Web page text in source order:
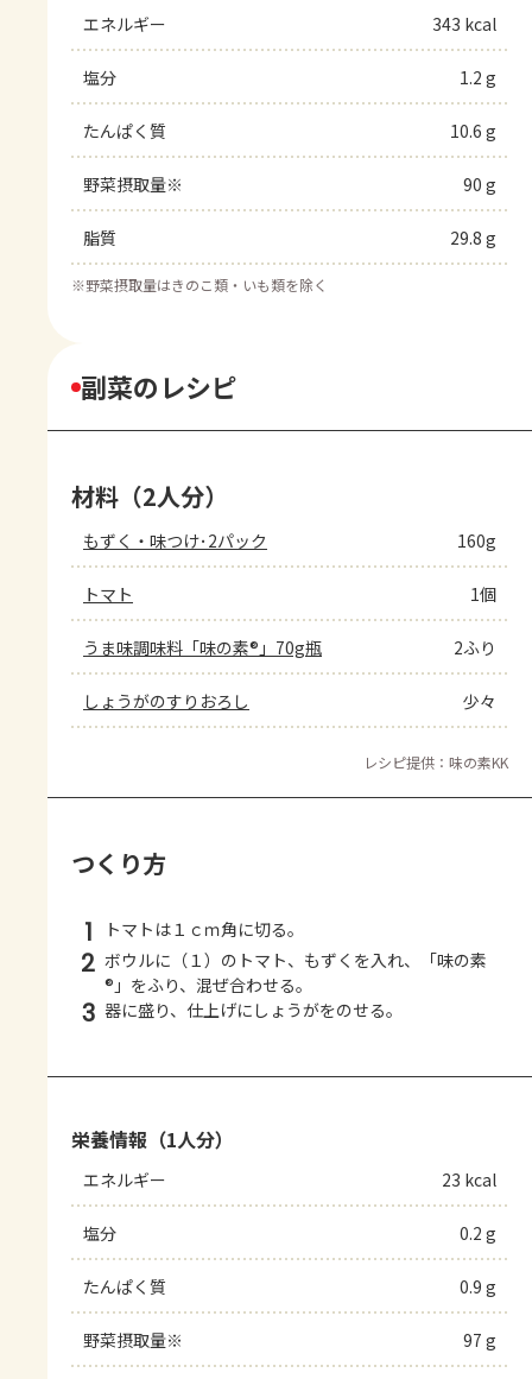
エネルギー 343 kcal
塩分 1.2 g
たんぱく質 10.6 g
野菜摂取量※ 90 g
脂質 29.8 g
※野菜摂取量はきのこ類・いも類を除く
副菜のレシピ
材料（2人分）
もずく・味つけ･2パック 160g
トマト 1個
うま味調味料「味の素®」70g瓶 2ふり
しょうがのすりおろし 少々
レシピ提供：味の素KK
つくり方
1 トマトは１ｃｍ角に切る。
2 ボウルに（１）のトマト、もずくを入れ、「味の素
®」をふり、混ぜ合わせる。
3 器に盛り、仕上げにしょうがをのせる。
栄養情報（1人分）
エネルギー 23 kcal
塩分 0.2 g
たんぱく質 0.9 g
野菜摂取量※ 97 g